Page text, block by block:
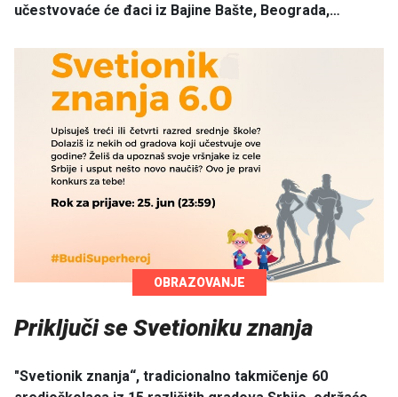
učestvovaće će đaci iz Bajine Bašte, Beograda,…
OBRAZOVANJE
Priključi se Svetioniku znanja
"Svetionik znanja“, tradicionalno takmičenje 60